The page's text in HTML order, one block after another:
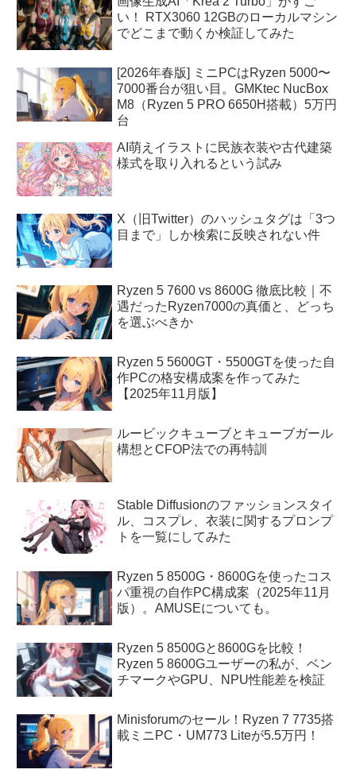
い！ RTX3060 12GBのローカルマシン
でどこまで動くか検証してみた
[2026年春版] ミニPCはRyzen 5000〜
7000番台が狙い目。GMKtec NucBox
M8（Ryzen 5 PRO 6650H搭載）5万円
台
AI萌えイラストに民族衣装や古代建築
様式を取り入れるという試み
X（旧Twitter）のハッシュタグは「3つ
目まで」しか検索に反映されない件
Ryzen 5 7600 vs 8600G 徹底比較｜不
遇だったRyzen7000の真価と、どっち
を選ぶべきか
Ryzen 5 5600GT・5500GTを使った自
作PCの格安構成案を作ってみた
【2025年11月版】
ルービックキューブとキューブガール
構想とCFOP法での再特訓
Stable Diffusionのファッションスタイ
ル、コスプレ、衣装に関するプロンプ
トを一覧にしてみた
Ryzen 5 8500G・8600Gを使ったコス
パ重視の自作PC構成案（2025年11月
版）。AMUSEについても。
Ryzen 5 8500Gと8600Gを比較！
Ryzen 5 8600Gユーザーの私が、ベン
チマークやGPU、NPU性能差を検証
Minisforumのセール！Ryzen 7 7735搭
載ミニPC・UM773 Liteが5.5万円！